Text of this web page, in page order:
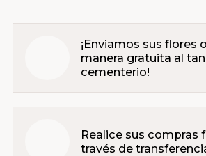
¡Enviamos sus flores
manera gratuita al
cementerio!
Realice sus compras
través de